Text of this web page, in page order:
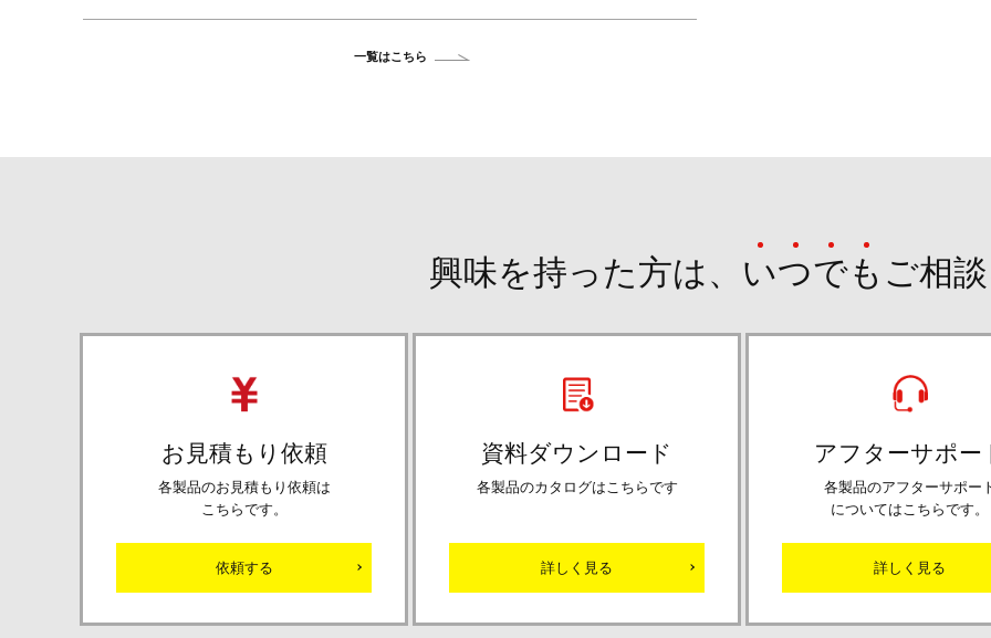
一覧はこちら
興味を持った方は、 いつでも ご相談
お見積もり依頼
各製品のお見積もり依頼は
こちらです。
依頼する
資料ダウンロード
各製品のカタログはこちらです
詳しく見る
アフターサポー
各製品のアフターサポー
についてはこちらです。
詳しく見る